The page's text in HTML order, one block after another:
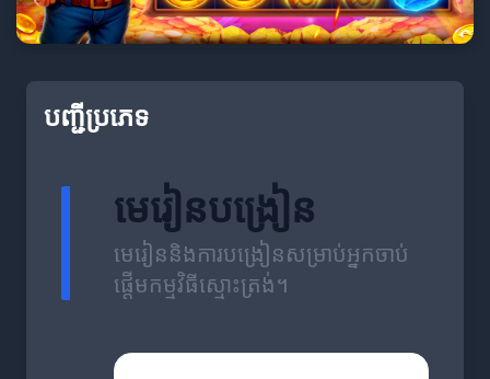
បញ្ជីប្រភេទ
មេរៀនបង្រៀន
មេរៀននិងការបង្រៀនសម្រាប់អ្នកចាប់
ផ្តើមកម្មវិធីស្មោះត្រង់។